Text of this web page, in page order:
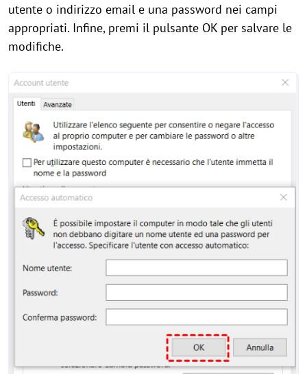
utente o indirizzo email e una password nei campi
appropriati. Infine, premi il pulsante OK per salvare le
modifiche.